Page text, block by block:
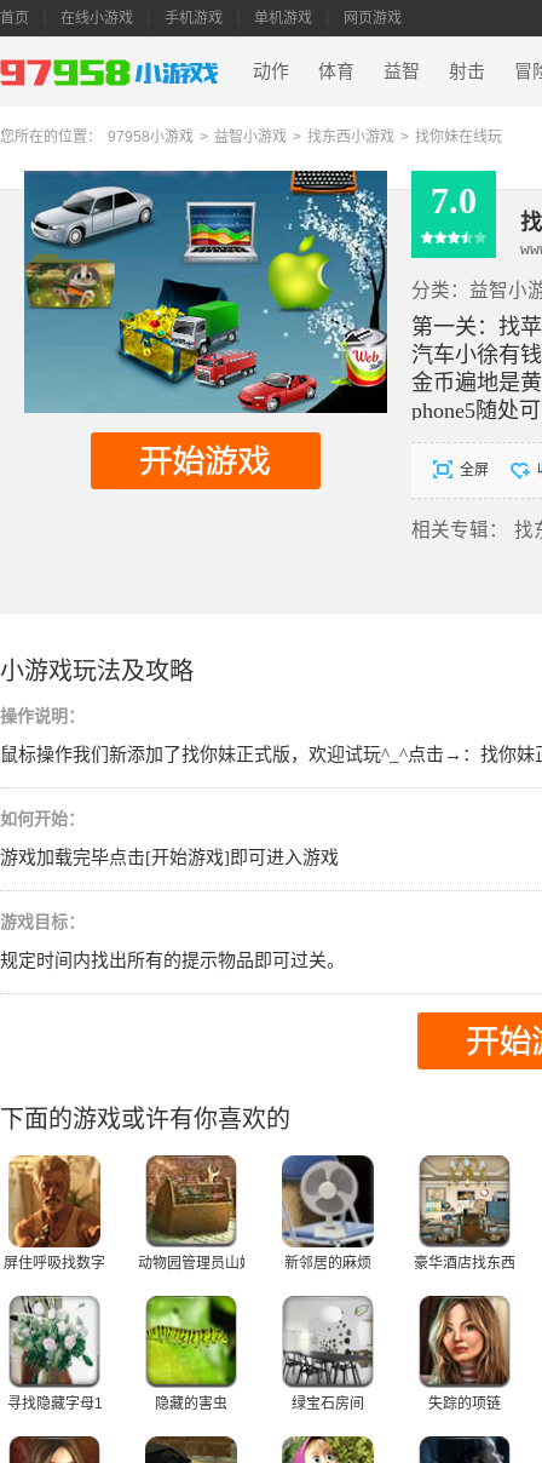
首页 在线小游戏 手机游戏 单机游戏 网页游戏
动作 体育 益智 射击 冒
您所在的位置： 97958小游戏 > 益智小游戏 > 找东西小游戏 > 找你妹在线玩
7.0
分类： 益智小
第一关：找
汽车小徐有
金币遍地是
phone5随处
小王家里准
全屏
相关专辑： 找
小游戏玩法及攻略
操作说明：
鼠标操作我们新添加了找你妹正式版，欢迎试玩^_^点击→：找你妹
如何开始：
游戏加载完毕点击[开始游戏]即可进入游戏
游戏目标：
规定时间内找出所有的提示物品即可过关。
下面的游戏或许有你喜欢的
屏住呼吸找数字 动物园管理员山姆 新邻居的麻烦 豪华酒店找东西
寻找隐藏字母1 隐藏的害虫 绿宝石房间 失踪的项链